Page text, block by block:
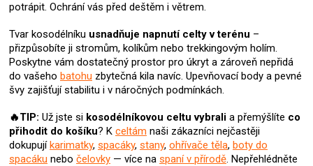
potrápit. Ochrání vás před deštěm i větrem.
Tvar kosodélníku usnadňuje napnutí celty v terénu –
přizpůsobíte ji stromům, kolíkům nebo trekkingovým holím.
Poskytne vám dostatečný prostor pro úkryt a zároveň nepřidá
do vašeho batohu zbytečná kila navíc. Upevňovací body a pevné
švy zajišťují stabilitu i v náročných podmínkách.
🔥TIP: Už jste si kosodélníkovou celtuvybrali a přemýšlíte co
přihodit do košíku? K celtám naši zákazníci nejčastěji
dokupujíkarimatky, spacáky, stany, ohřívače těla, boty do
spacáku nebo čelovky — více na spaní v přírodě. Nepřehlédněte